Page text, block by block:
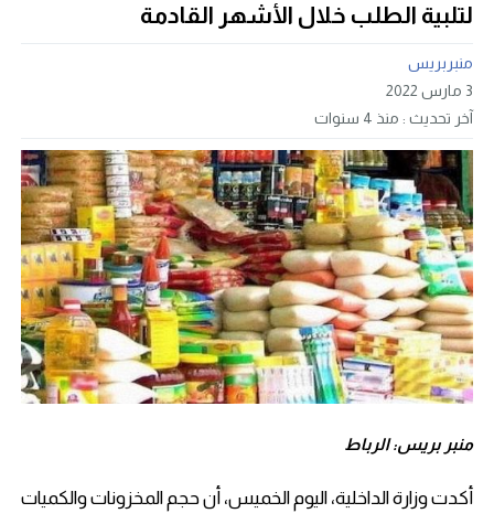
لتلبية الطلب خلال الأشهر القادمة
منبربريس
3 مارس 2022
آخر تحديث : منذ 4 سنوات
منبر بريس: الرباط
أكدت وزارة الداخلية، اليوم الخميس، أن حجم المخزونات والكميات